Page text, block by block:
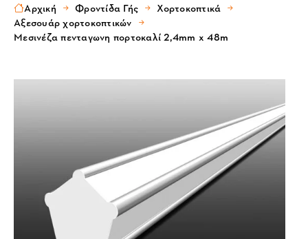
Αρχική Φροντίδα Γής
Χορτοκοπτικά
Αξεσουάρ χορτοκοπτικών
Μεσινέζα πενταγωνη πορτοκαλί 2,4mm x 48m